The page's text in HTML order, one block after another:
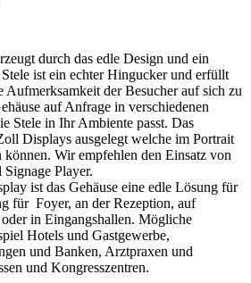
durch das edle Design und ein
ist ein echter Hingucker und erfüllt
der Besucher auf sich zu
auf Anfrage in verschiedenen
Stele in Ihr Ambiente passt. Das
Displays ausgelegt welche im Portrait
können. Wir empfehlen den Einsatz von
Player.
ist das Gehäuse eine edle Lösung für
für Foyer, an der Rezeption, auf
in Eingangshallen. Mögliche
Hotels und Gastgewerbe,
und Banken, Arztpraxen und
und Kongresszentren.